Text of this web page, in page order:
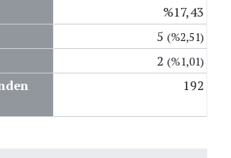
%17,43
5 (%2,51)
2 (%1,01)
192